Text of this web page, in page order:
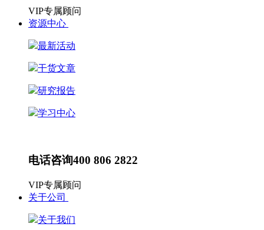
VIP专属顾问
资源中心
最新活动
干货文章
研究报告
学习中心
电话咨询400 806 2822
VIP专属顾问
关于公司
关于我们